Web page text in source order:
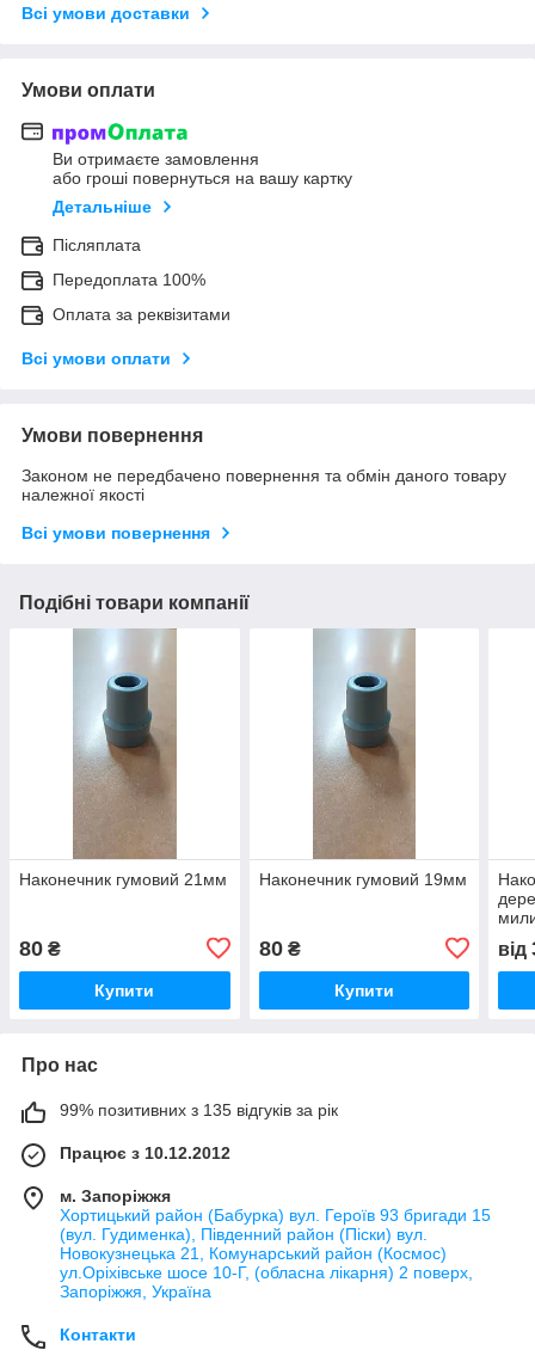
Всі умови доставки
Умови оплати
Ви отримаєте замовлення
або гроші повернуться на вашу картку
Детальніше
Післяплата
Передоплата 100%
Оплата за реквізитами
Всі умови оплати
Умови повернення
Законом не передбачено повернення та обмін даного товару
належної якості
Всі умови повернення
Подібні товари компанії
Наконечник гумовий 21мм
80 ₴
Купити
Наконечник гумовий 19мм
80₴
Купити
від
Про нас
99% позитивних з 135 відгуків за рік
Працює з 10.12.2012
м. Запоріжжя
Хортицький район (Бабурка) вул. Героїв 93 бригади 15
(вул. Гудименка), Південний район (Піски) вул.
Новокузнецька 21, Комунарський район (Космос)
ул.Оріхівське шосе 10-Г, (обласна лікарня) 2 поверх,
Запоріжжя, Україна
Контакти